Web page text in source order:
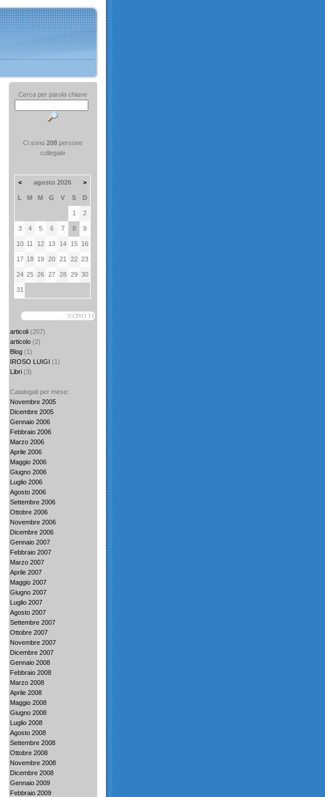
Cerca per parola chiave
Ci sono208 persone
collegate
< agosto 2026 >
L M M G V S D
1 2
3 4 5 6 7 8 9
10 11 12 13 14 15 16
17 18 19 20 21 22 23
24 25 26 27 28 29 30
31
articoli (207)
articolo (2)
Blog (1)
IROSO LUIGI (1)
Libri (3)
Catalogati per mese:
Novembre 2005
Dicembre 2005
Gennaio 2006
Febbraio 2006
Marzo 2006
Aprile 2006
Maggio 2006
Giugno 2006
Luglio 2006
Agosto 2006
Settembre 2006
Ottobre 2006
Novembre 2006
Dicembre 2006
Gennaio 2007
Febbraio 2007
Marzo 2007
Aprile 2007
Maggio 2007
Giugno 2007
Luglio 2007
Agosto 2007
Settembre 2007
Ottobre 2007
Novembre 2007
Dicembre 2007
Gennaio 2008
Febbraio 2008
Marzo 2008
Aprile 2008
Maggio 2008
Giugno 2008
Luglio 2008
Agosto 2008
Settembre 2008
Ottobre 2008
Novembre 2008
Dicembre 2008
Gennaio 2009
Febbraio 2009